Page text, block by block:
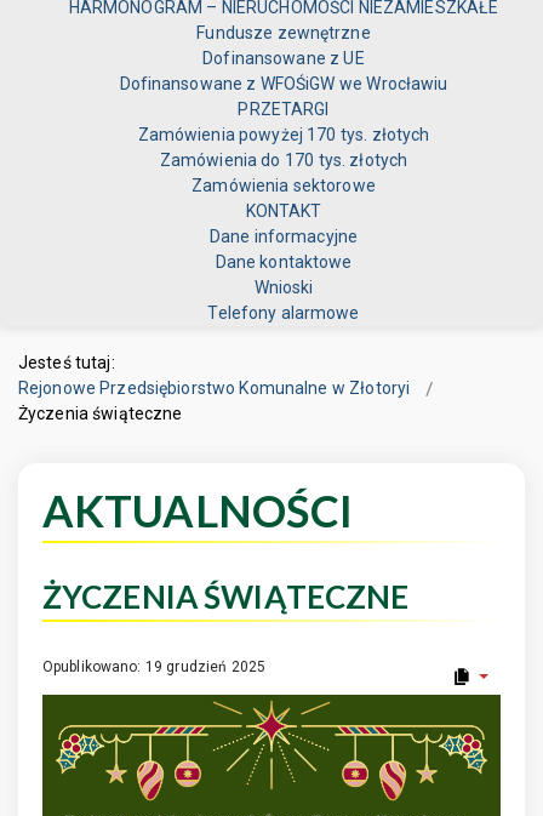
HARMONOGRAM – NIERUCHOMOŚCI NIEZAMIESZKAŁE
Fundusze zewnętrzne
Dofinansowane z UE
Dofinansowane z WFOŚiGW we Wrocławiu
PRZETARGI
Zamówienia powyżej 170 tys. złotych
Zamówienia do 170 tys. złotych
Zamówienia sektorowe
KONTAKT
Dane informacyjne
Dane kontaktowe
Wnioski
Telefony alarmowe
Jesteś tutaj:
Rejonowe Przedsiębiorstwo Komunalne w Złotoryi
Życzenia świąteczne
AKTUALNOŚCI
ŻYCZENIA ŚWIĄTECZNE
Opublikowano: 19 grudzień 2025